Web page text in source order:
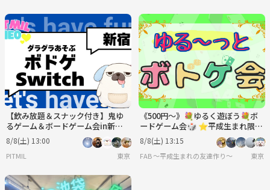
【飲み放題＆スナック付き】鬼ゆ
るゲーム＆ボードゲーム会in新宿
のバー⭐友だち作りのゆったり集
まり
8/8(土) 13:00
PITMIL 東京
《500円〜》💐ゆるく遊ぼう💐ボ
ードゲーム会🎲 ⭐︎平成生まれ限定
⭐︎
8/8(土) 13:15
FAB 〜平成生まれの友達作り〜 東京